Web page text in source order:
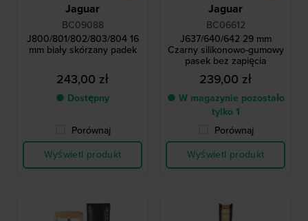
Jaguar
BC09088
J800/801/802/803/804 16
mm biały skórzany padek
243,00 zł
● Dostępny
Porównaj
Wyświetl produkt
Jaguar
BC06612
J637/640/642 29 mm
Czarny silikonowo-gumowy
pasek bez zapięcia
239,00 zł
● W magazynie pozostało
tylko 1
Porównaj
Wyświetl produkt